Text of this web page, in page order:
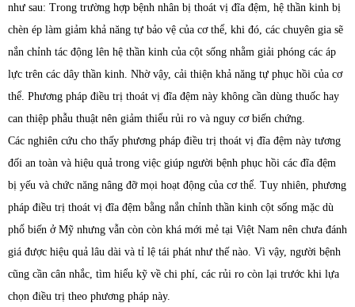
như sau: Trong trường hợp bệnh nhân bị thoát vị đĩa đệm, hệ thần kinh bị
chèn ép làm giảm khả năng tự bảo vệ của cơ thể, khi đó, các chuyên gia sẽ
nắn chỉnh tác động lên hệ thần kinh của cột sống nhằm giải phóng các áp
lực trên các dây thần kinh. Nhờ vậy, cải thiện khả năng tự phục hồi của cơ
thể. Phương pháp điều trị thoát vị đĩa đệm này không cần dùng thuốc hay
can thiệp phẫu thuật nên giảm thiểu rủi ro và nguy cơ biến chứng.
Các nghiên cứu cho thấy phương pháp điều trị thoát vị đĩa đệm này tương
đối an toàn và hiệu quả trong việc giúp người bệnh phục hồi các đĩa đệm
bị yếu và chức năng nâng đỡ mọi hoạt động của cơ thể. Tuy nhiên, phương
pháp điều trị thoát vị đĩa đệm bằng nắn chỉnh thần kinh cột sống mặc dù
phổ biến ở Mỹ nhưng vẫn còn còn khá mới mẻ tại Việt Nam nên chưa đánh
giá được hiệu quả lâu dài và tỉ lệ tái phát như thế nào. Vì vậy, người bệnh
cũng cần cân nhắc, tìm hiểu kỹ về chi phí, các rủi ro còn lại trước khi lựa
chọn điều trị theo phương pháp này.